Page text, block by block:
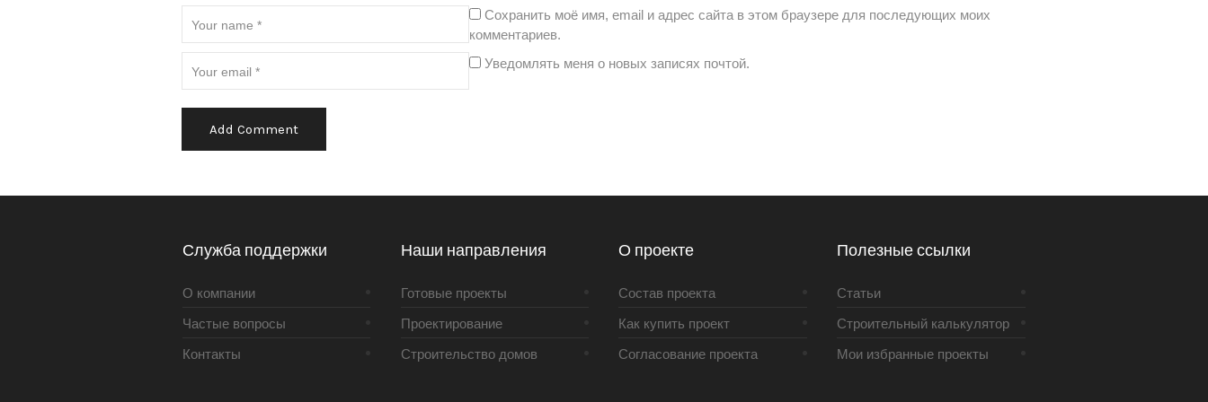
Сохранить моё имя, email и адрес сайта в этом браузере для последующих моих
комментариев.
Уведомлять меня о новых записях почтой.
Служба поддержки
О компании
Частые вопросы
Контакты
Наши направления
Готовые проекты
Проектирование
Строительство домов
О проекте
Состав проекта
Как купить проект
Согласование проекта
Полезные ссылки
Статьи
Строительный калькулятор
Мои избранные проекты